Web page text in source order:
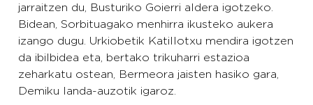
jarraitzen du, Busturiko Goierri aldera igotzeko.
Bidean, Sorbituagako menhirra ikusteko aukera
izango dugu. Urkiobetik Katillotxu mendira igotzen
da ibilbidea eta, bertako trikuharri estazioa
zeharkatu ostean, Bermeora jaisten hasiko gara,
Demiku landa-auzotik igaroz.